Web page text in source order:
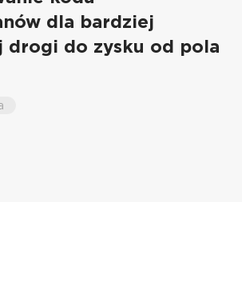
dla bardziej
drogi do zysku od pola